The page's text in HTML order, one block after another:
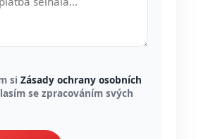
si Zásady ochrany osobních
se zpracováním svých